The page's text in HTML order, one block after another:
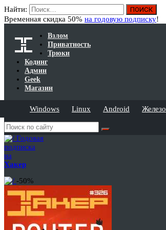
Найти:
Временная скидка 50% на годовую подписку!
Взлом
Приватность
Трюки
Кодинг
Админ
Geek
Магазин
Windows Linux Android Железо
Годовая
подписка
на
Хакер
-50%